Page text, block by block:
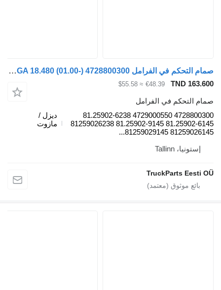
صمام التحكم في الفرامل WABCO TGA 18.480 (01.00-) 4728800300 لـ السيارات القاطرة MAN 4-series, TGA (1993-2009)
TND
€48.39
≈ $55.58
التحكم في الفرامل
4728800300 4729000550 81.25902-6238
81.25902-6145 81.25902-9145 81259026238
81259026145
ديزل /
مازوت
إستونيا، Tallinn
TruckParts Eesti